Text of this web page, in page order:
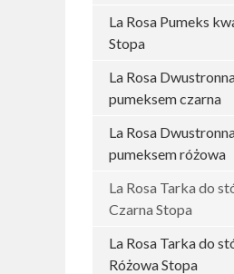
La Rosa Pumeks
Stopa
La Rosa
pumeksem czarna
La Rosa
pumeksem różowa
La Rosa Tarka do
Czarna Stopa
La Rosa Tarka do
Różowa Stopa